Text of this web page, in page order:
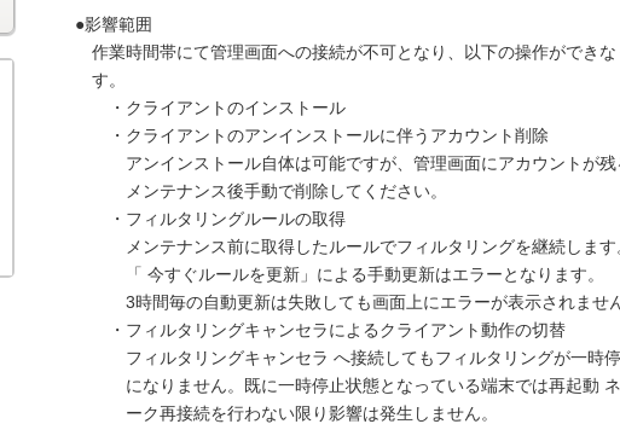
●影響範囲
作業時間帯にて管理画面への接続が不可となり、以下の操作ができな
す。
・クライアントのインストール
・クライアントのアンインストールに伴うアカウント削除
アンインストール自体は可能ですが、管理画面にアカウントが残
メンテナンス後手動で削除してください。
・フィルタリングルールの取得
メンテナンス前に取得したルールでフィルタリングを継続します
「 今すぐルールを更新」による手動更新はエラーとなります。
3時間毎の自動更新は失敗しても画面上にエラーが表示されません
・フィルタリングキャンセラによるクライアント動作の切替
フィルタリングキャンセラ へ接続してもフィルタリングが一時
になりません。既に一時停止状態となっている端末では再起動 ネ
ーク再接続を行わない限り影響は発生しません。